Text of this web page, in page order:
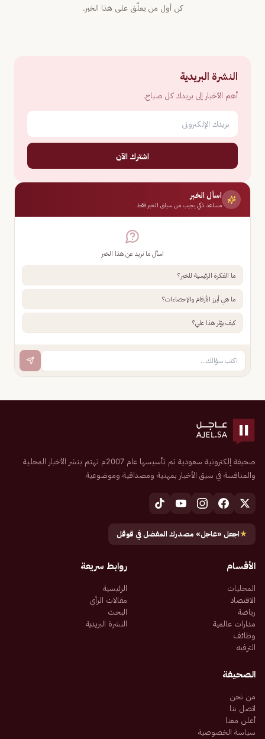
كن أول من يعلّق على هذا الخبر.
النشرة البريدية
أهم الأخبار إلى بريدك كل صباح.
اشترك الآن
اسأل الخبر
مساعد ذكي يجيب من سياق الخبر فقط
اسأل ما تريد عن هذا الخبر
ما الفكرة الرئيسية للخبر؟
ما هي أبرز الأرقام والإحصاءات؟
كيف يؤثر هذا علي؟
صحيفة إلكترونية سعودية تم تأسيسها عام 2007م تهتم بنشر الأخبار المحلية
والمنافسة في سبق الأخبار بمهنية ومصداقية وموضوعية
★اجعل «عاجل» مصدرك المفضل في قوقل
الأقسام
المحليات
الاقتصاد
رياضة
مدارات عالمية
وظائف
الترفيه
روابط سريعة
الرئيسية
مقالات الرأي
البحث
النشرة البريدية
الصحيفة
من نحن
اتصل بنا
أعلن معنا
سياسة الخصوصية